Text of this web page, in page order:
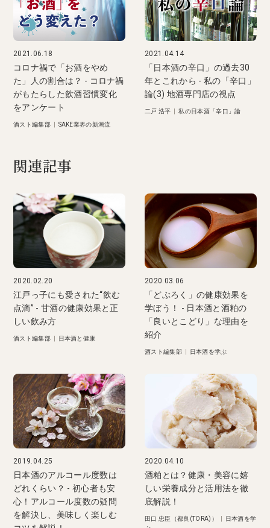
2021.06.18
コロナ禍で「お酒をやめ
た」人の割合は？ - コロナ禍
がもたらした飲酒習慣変化
をアンケート
酒スト編集部| SAKE業界の新潮流
2021.04.14
「日本酒の辛口」の過去30
年とこれから - 私の「辛口」
論(3) 地酒専門店の視点
二戸 浩平 |私の日本酒「辛口」論
関連記事
2020.02.20
江戸っ子にも愛された“飲む
点滴” - 甘酒の健康効果と正
しい飲み方
酒スト編集部| 日本酒と健康
2020.03.06
「どぶろく」の健康効果を
学ぼう！ - 日本酒と酒粕の
「良いとこどり」な理由を
紹介
酒スト編集部 日本酒を学ぶ
2019.04.25
日本酒のアルコール度数は
どれくらい？ - 初心者も安
心！アルコール度数の疑問
を解決し、美味しく楽しむ
2020.04.10
酒粕とは？健康・美容に嬉
しい栄養成分と活用法を徹
底解説！
田口 忠臣（都良(TORA)）
日本酒を学